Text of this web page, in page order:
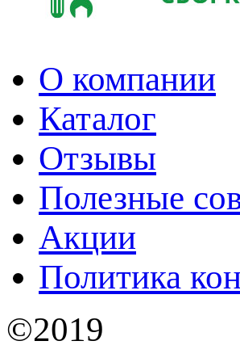
О компании
Каталог
Отзывы
Полезные
Акции
Политика
©2019